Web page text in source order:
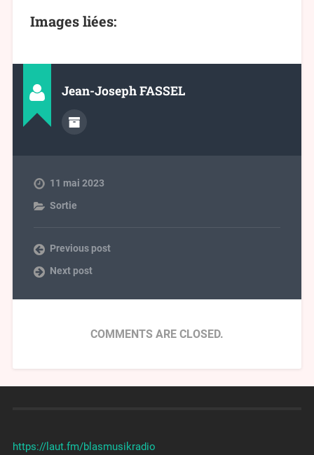
Images liées:
Jean-Joseph FASSEL
11 mai 2023
Sortie
Previous post
Next post
COMMENTS ARE CLOSED.
https://laut.fm/blasmusikradio